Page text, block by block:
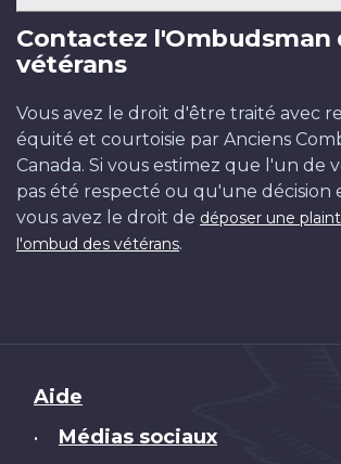
Contactez l'Ombudsman
vétérans
Vous avez le droit d'être traité avec
équité et courtoisie par Anciens
Canada. Si vous estimez que l'un de
pas été respecté ou qu'une décision
vous avez le droit de déposer une
l'ombud des vétérans.
Brand
Aide
• Médias sociaux